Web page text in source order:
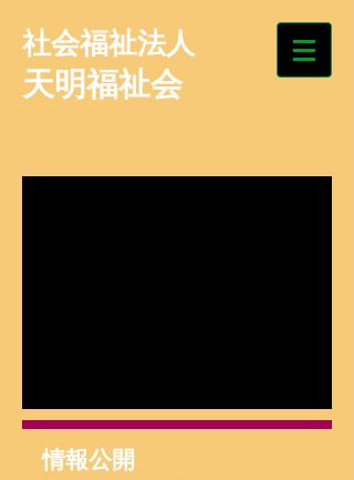
​社会福祉法人
天明福祉会
情報公開